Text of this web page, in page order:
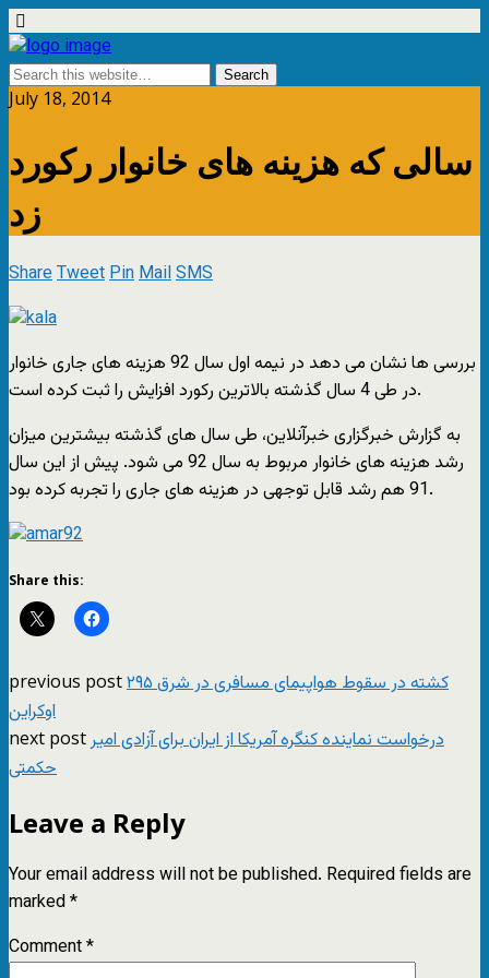
July 18, 2014
سالی که هزینه های خانوار رکورد
زد
ShareTweetPinMailSMS
بررسی ها نشان می دهد در نیمه اول سال 92 هزینه های جاری خانوار
در طی 4 سال گذشته بالاترین رکورد افزایش را ثبت کرده است.
به گزارش خبرگزاری خبرآنلاین، طی سال های گذشته بیشترین میزان
رشد هزینه های خانوار مربوط به سال 92 می شود. پیش از این سال
91 هم رشد قابل توجهی در هزینه های جاری را تجربه کرده بود.
Share this:
previous post۲۹۵ کشته در سقوط هواپیمای مسافری در شرق
اوکراین
next postدرخواست نماینده کنگره آمریکا از ایران برای آزادی امیر
حکمتی
Leave a Reply
Your email address will not be published. Required fields are
marked*
Comment*